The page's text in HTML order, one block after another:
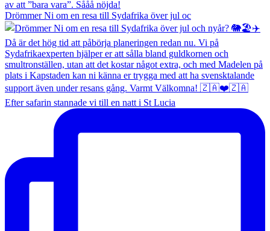
Drömmer Ni om en resa till Sydafrika över jul oc
Efter safarin stannade vi till en natt i St Lucia